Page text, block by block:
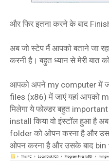
और फिर इतना करने के बाद
अब जो स्टेप मैं आपको बताने जा
करनी है। बहुत ध्यान से मेरी बात
आपको अपने my computer में
files (x86) में जाएं यहां आपको
मिलेगा ये फोल्डर बहुत
install किया वो इंस्टॉल हुआ है
folder को ओपन करना है और
ओपन करना है और उसके बाद